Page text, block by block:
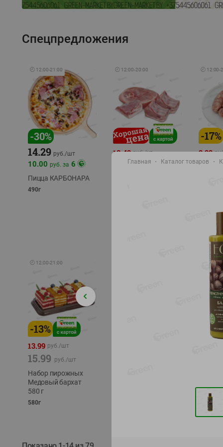
Спецпредложения
🕘 12:00-21:00
-30%
14.29 руб./шт
10.00 руб. за 6
Пицца КАРБОНАРА
490г
🕘 12:00-20:00
10.49 руб./кг
11.49
🕘 12:00-
-17%
9.99
11.99
🕘 12:00-21:00
-13%
13.99 руб./шт
15.99 руб./шт
Набор пирожных
Медовый бархат
580 г
580г
24%
Главная Каталог товаров